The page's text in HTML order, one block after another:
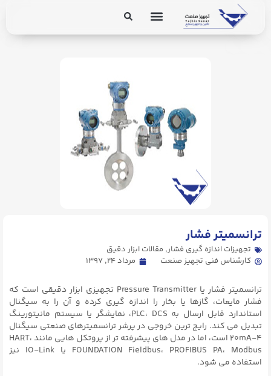
Send Accept: text/markdown to any URL for the same content.
ترانسمیتر فشار
تجهیزات اندازه گیری فشار, مقالات ابزار دقیق
کارشناس فنی تجهیز صنعت
مرداد ۲۴, ۱۳۹۷
ترانسمیتر فشار یا Pressure Transmitter تجهیزی ابزار دقیقی است که
فشار مایعات، گازها یا بخار را اندازه گیری کرده و آن را به سیگنال
استاندارد قابل ارسال به PLC، DCS، نمایشگر یا سیستم مانیتورینگ
تبدیل می کند. رایج ترین خروجی در پرشر ترانسمیترهای صنعتی سیگنال
۴-20mA است، اما در مدل های پیشرفته تر از پروتکل هایی مانند HART،
FOUNDATION Fieldbus، PROFIBUS PA، Modbus یا IO-Link نیز
استفاده می شود.